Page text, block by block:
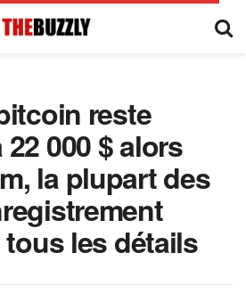
reste
000 $ alors
la plupart des
tous les détails